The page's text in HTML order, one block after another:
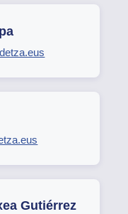
Gutiérrez